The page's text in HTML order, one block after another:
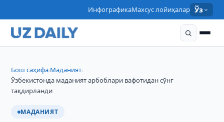
ИнфографикаМахсус лойиҳалар Ўз
Бош саҳифа›Маданият›
Ўзбекистонда маданият арбоблари вафотидан сўнг
тақдирланди
МАДАНИЯТ